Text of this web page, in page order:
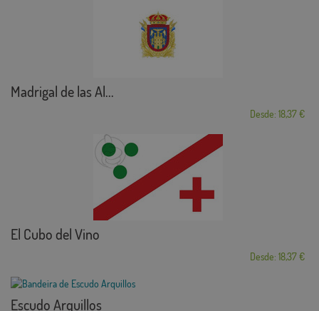
Madrigal de las Al...
Desde: 18,37 €
El Cubo del Vino
Desde: 18,37 €
Escudo Arquillos